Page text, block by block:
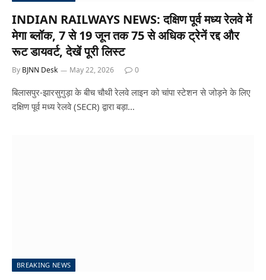
INDIAN RAILWAYS NEWS: दक्षिण पूर्व मध्य रेलवे में
मेगा ब्लॉक, 7 से 19 जून तक 75 से अधिक ट्रेनें रद्द और
रूट डायवर्ट, देखें पूरी लिस्ट
By BJNN Desk May 22, 2026 0
बिलासपुर-झारसुगुड़ा के बीच चौथी रेलवे लाइन को चांपा स्टेशन से जोड़ने के लिए
दक्षिण पूर्व मध्य रेलवे (SECR) द्वारा बड़ा…
BREAKING NEWS